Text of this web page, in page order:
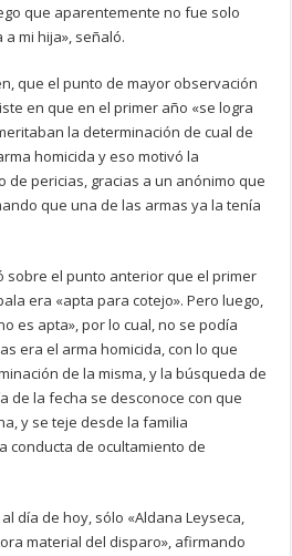
que aparentemente no fue solo
mi hija», señaló.
que el punto de mayor observación
en que en el primer año «se logra
la determinación de cual de
homicida y eso motivó la
de pericias, gracias a un anónimo que
que una de las armas ya la tenía
sobre el punto anterior que el primer
era «apta para cotejo». Pero luego,
es apta», por lo cual, no se podía
era el arma homicida, con lo que
de la misma, y la búsqueda de
de la fecha se desconoce con que
y se teje desde la familia
conducta de ocultamiento de
día de hoy, sólo «Aldana Leyseca,
material del disparo», afirmando